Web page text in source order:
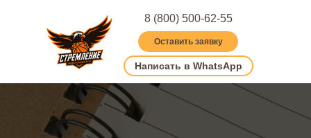
Оставить заявку
8 (800) 500-62-55
Написать в WhatsApp